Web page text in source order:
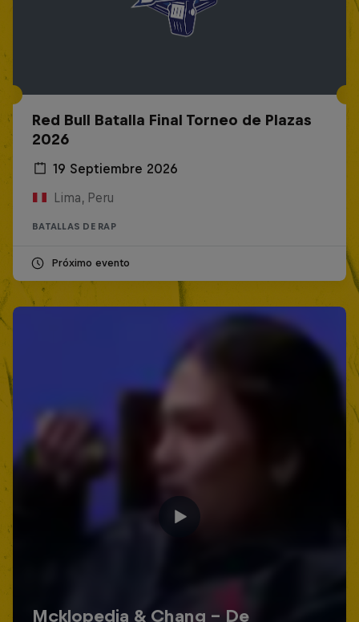
Red Bull Batalla Final Torneo de Plazas
2026
19 Septiembre 2026
Lima, Peru
BATALLAS DE RAP
Próximo evento